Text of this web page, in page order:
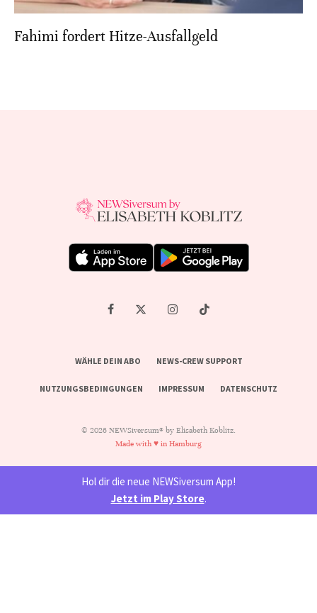
Fahimi fordert Hitze-Ausfallgeld
WÄHLE DEIN ABO NEWS-CREW SUPPORT
NUTZUNGSBEDINGUNGEN IMPRESSUM DATENSCHUTZ
© 2026 NEWSiversum® by Elisabeth Koblitz.
Made with ♥ in Hamburg
Hol dir die neue NEWSiversum App!
Jetzt im Play Store.